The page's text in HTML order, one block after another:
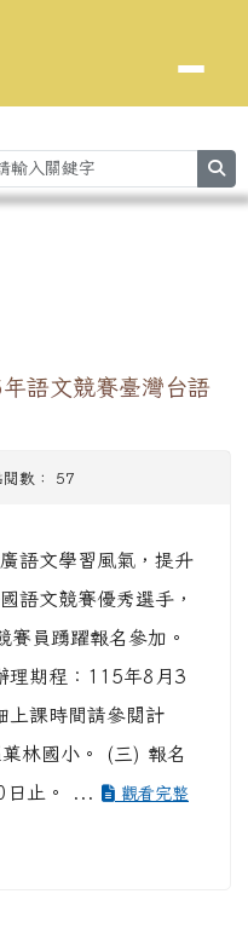
語文競賽臺灣台語
數： 57
語文學習風氣，提升
語文競賽優秀選手，
賽員踴躍報名參加。
理期程：115年8月3
上課時間請參閱計
林國小。 (三) 報名
日止。 ...
觀看完整